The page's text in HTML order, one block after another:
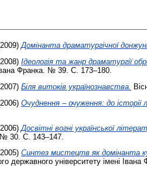
Домінанта драматургічної
Ідеологія та жанр драматургії
Франка. № 39. С. 173–180.
Біля витоків українознавства.
Очуднення – очуження: до історії
Досвітні вогні української
№ 30. С. 143–147.
Синтез мистецтв як домінанта
державного університету імені